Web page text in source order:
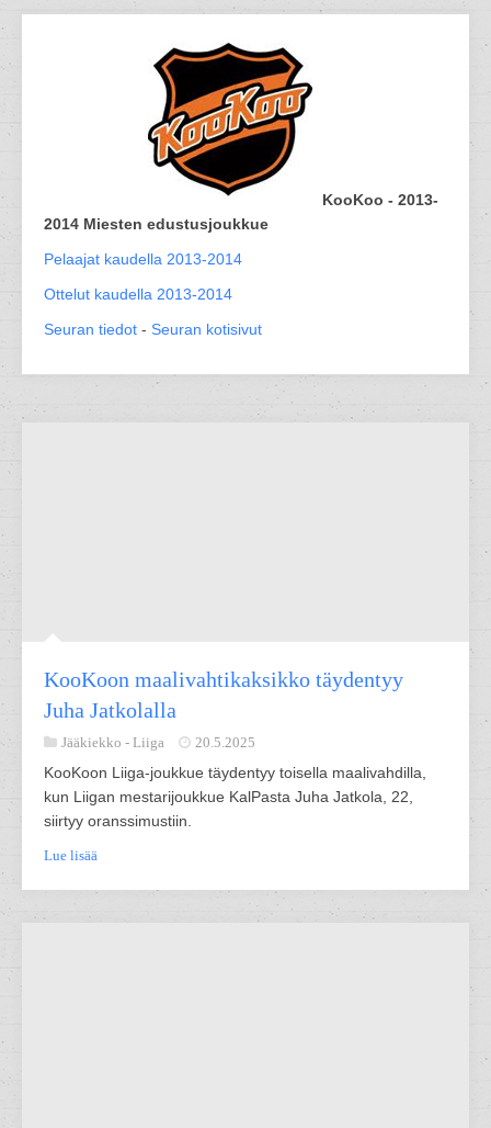
KooKoo - 2013-
2014 Miesten edustusjoukkue
Pelaajat kaudella 2013-2014
Ottelut kaudella 2013-2014
Seuran tiedot - Seuran kotisivut
KooKoon maalivahtikaksikko täydentyy
Juha Jatkolalla
Jääkiekko - Liiga 20.5.2025
KooKoon Liiga-joukkue täydentyy toisella maalivahdilla,
kun Liigan mestarijoukkue KalPasta Juha Jatkola, 22,
siirtyy oranssimustiin.
Lue lisää